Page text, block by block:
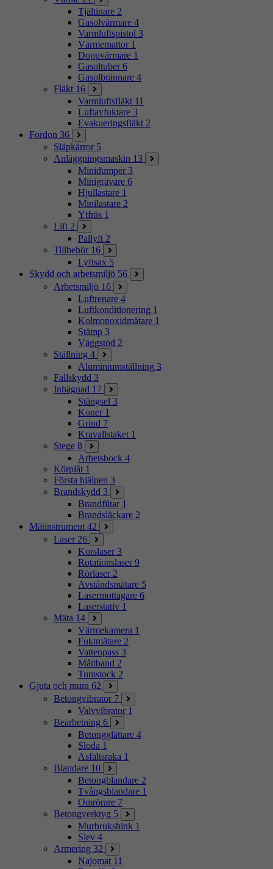
Tjältinare 2
Gasolvärmare 4
Varmluftspistol 3
Värmemattor 1
Doppvärmare 1
Gasoltuber 6
Gasolbrännare 4
Fläkt 16
Varmluftsfläkt 11
Luftavfuktare 3
Evakueringsfläkt 2
Fordon 36
Släpkärror 5
Anläggningsmaskin 13
Minidumper 3
Minigrävare 6
Hjullastare 1
Minilastare 2
Ytfräs 1
Lift 2
Pallyft 2
Tillbehör 16
Lyftsax 5
Skydd och arbetsmiljö 56
Arbetsmiljö 16
Luftrenare 4
Luftkonditionering 1
Kolmonoxidmätare 1
Stämp 3
Väggstöd 2
Ställning 4
Aluminiumställning 3
Fallskydd 3
Inhägnad 17
Stängsel 3
Koner 1
Grind 7
Kravallstaket 1
Stege 8
Arbetsbock 4
Körplåt 1
Första hjälpen 3
Brandskydd 3
Brandfiltar 1
Brandsläckare 2
Mätinstrument 42
Laser 26
Korslaser 3
Rotationslaser 9
Rörlaser 2
Avståndsmätare 5
Lasermottagare 6
Laserstativ 1
Mäta 14
Värmekamera 1
Fuktmätare 2
Vattenpass 3
Måttband 2
Tumstock 2
Gjuta och mura 62
Betongvibrator 7
Valvvibrator 1
Bearbetning 6
Betongglättare 4
Sloda 1
Asfaltsraka 1
Blandare 10
Betongblandare 2
Tvångsblandare 1
Omrörare 7
Betongverktyg 5
Murbrukshink 1
Slev 4
Armering 32
Najomat 11